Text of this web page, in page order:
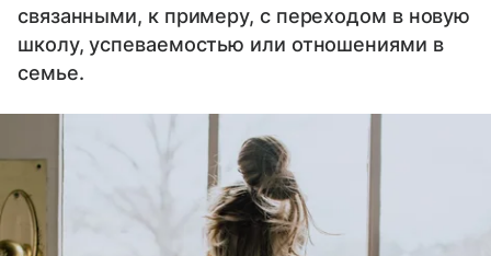
связанными, к примеру, с переходом в новую
школу, успеваемостью или отношениями в
семье.